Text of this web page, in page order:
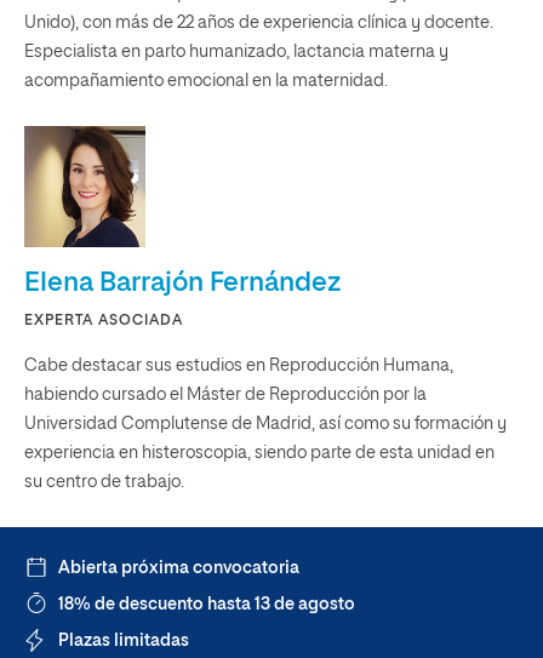
Unido), con más de 22 años de experiencia clínica y docente.
Especialista en parto humanizado, lactancia materna y
acompañamiento emocional en la maternidad.
Elena Barrajón Fernández
EXPERTA ASOCIADA
Cabe destacar sus estudios en Reproducción Humana,
habiendo cursado el Máster de Reproducción por la
Universidad Complutense de Madrid, así como su formación y
experiencia en histeroscopia, siendo parte de esta unidad en
su centro de trabajo.
Abierta próxima convocatoria
18% de descuento hasta 13 de agosto
Plazas limitadas